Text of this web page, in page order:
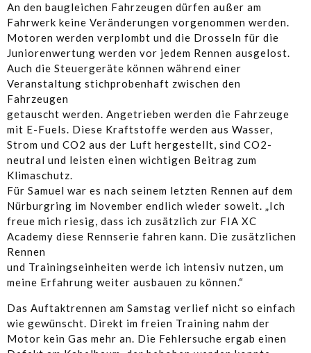
An den baugleichen Fahrzeugen dürfen außer am
Fahrwerk keine Veränderungen vorgenommen werden.
Motoren werden verplombt und die Drosseln für die
Juniorenwertung werden vor jedem Rennen ausgelost.
Auch die Steuergeräte können während einer
Veranstaltung stichprobenhaft zwischen den
Fahrzeugen
getauscht werden. Angetrieben werden die Fahrzeuge
mit E-Fuels. Diese Kraftstoffe werden aus Wasser,
Strom und CO2 aus der Luft hergestellt, sind CO2-
neutral und leisten einen wichtigen Beitrag zum
Klimaschutz.
Für Samuel war es nach seinem letzten Rennen auf dem
Nürburgring im November endlich wieder soweit. „Ich
freue mich riesig, dass ich zusätzlich zur FIA XC
Academy diese Rennserie fahren kann. Die zusätzlichen
Rennen
und Trainingseinheiten werde ich intensiv nutzen, um
meine Erfahrung weiter ausbauen zu können.“
Das Auftaktrennen am Samstag verlief nicht so einfach
wie gewünscht. Direkt im freien Training nahm der
Motor kein Gas mehr an. Die Fehlersuche ergab einen